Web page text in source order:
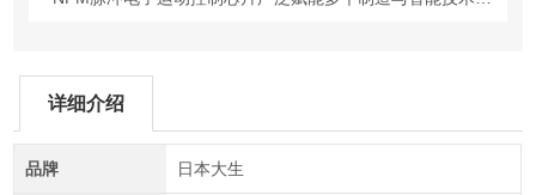
详细介绍
品牌 日本大生